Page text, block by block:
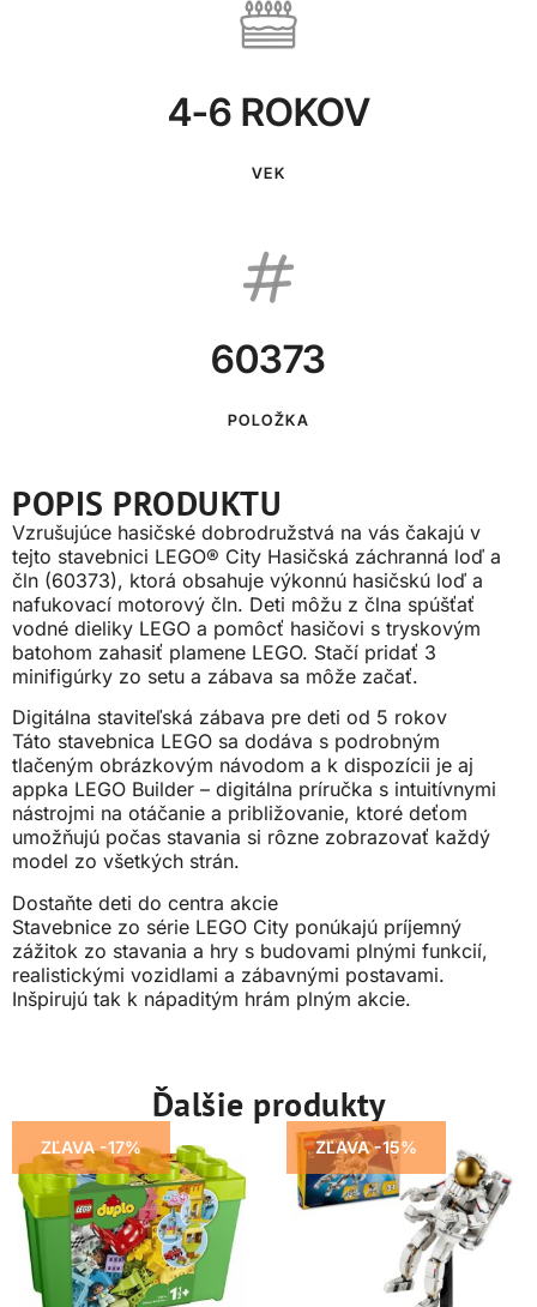
4-6 ROKOV
VEK
60373
POLOŽKA
POPIS PRODUKTU
Vzrušujúce hasičské dobrodružstvá na vás čakajú v
tejto stavebnici LEGO® City Hasičská záchranná loď a
čln (60373), ktorá obsahuje výkonnú hasičskú loď a
nafukovací motorový čln. Deti môžu z člna spúšťať
vodné dieliky LEGO a pomôcť hasičovi s tryskovým
batohom zahasiť plamene LEGO. Stačí pridať 3
minifigúrky zo setu a zábava sa môže začať.
Digitálna staviteľská zábava pre deti od 5 rokov
Táto stavebnica LEGO sa dodáva s podrobným
tlačeným obrázkovým návodom a k dispozícii je aj
appka LEGO Builder – digitálna príručka s intuitívnymi
nástrojmi na otáčanie a približovanie, ktoré deťom
umožňujú počas stavania si rôzne zobrazovať každý
model zo všetkých strán.
Dostaňte deti do centra akcie
Stavebnice zo série LEGO City ponúkajú príjemný
zážitok zo stavania a hry s budovami plnými funkcií,
realistickými vozidlami a zábavnými postavami.
Inšpirujú tak k nápaditým hrám plným akcie.
Ďalšie produkty
ZĽAVA -17% ZĽAVA -15%